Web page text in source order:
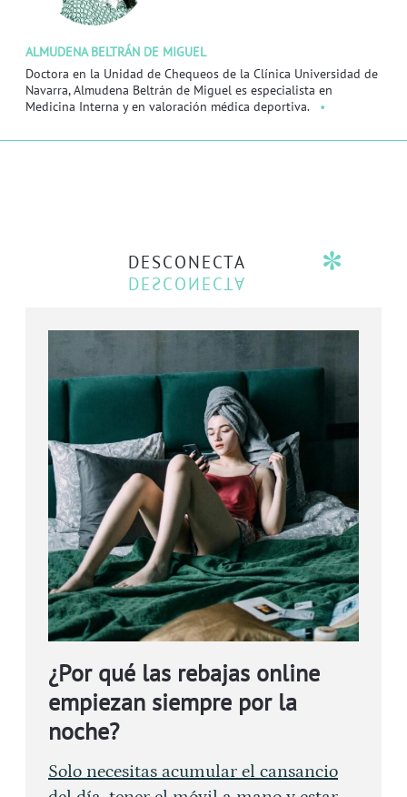
ALMUDENA BELTRÁN DE MIGUEL
Doctora en la Unidad de Chequeos de la Clínica Universidad de
Navarra, Almudena Beltrán de Miguel es especialista en
Medicina Interna y en valoración médica deportiva.
DESCONECTA
¿Por qué las rebajas online
empiezan siempre por la
noche?
Solo necesitas acumular el cansancio